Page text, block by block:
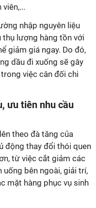
nhập nguyên liệu
thụ lượng hàng tồn với
giảm giá ngay. Do đó,
dầu đi xuống sẽ gây
việc cân đối chi
ưu tiên nhu cầu
theo đà tăng của
động thay đổi thói quen
từ việc cắt giảm các
uống bên ngoài, giải trí,
mặt hàng phục vụ sinh